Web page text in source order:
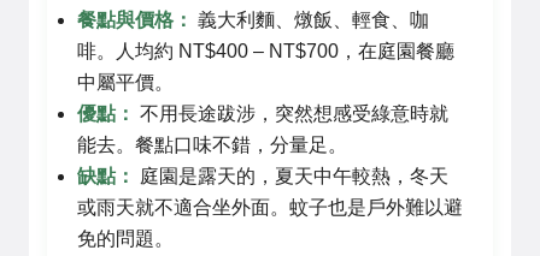
餐點與價格： 義大利麵、燉飯、輕食、咖
啡。人均約 NT$400 – NT$700，在庭園餐廳
中屬平價。
優點： 不用長途跋涉，突然想感受綠意時就
能去。餐點口味不錯，分量足。
缺點：
庭園是露天的，夏天中午較熱，冬天
或雨天就不適合坐外面。蚊子也是戶外難以避
免的問題。